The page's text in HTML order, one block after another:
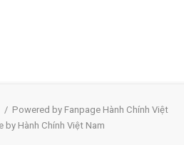
/ Powered by Fanpage Hành Chính Việt
by Hành Chính Việt Nam